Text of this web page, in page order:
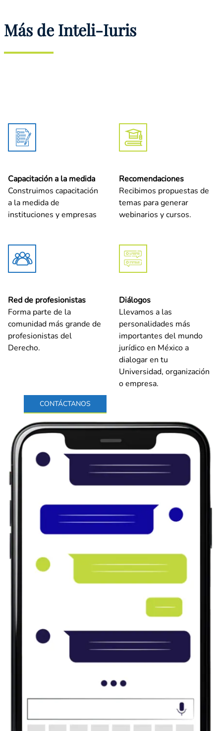
Más de Inteli-Iuris
Capacitación a la medida
Construimos capacitación
a la medida de
instituciones y empresas
Recomendaciones
Recibimos propuestas de
temas para generar
webinarios y cursos.
Red de profesionistas
Forma parte de la
comunidad más grande de
profesionistas del
Derecho.
Diálogos
Llevamos a las
personalidades más
importantes del mundo
jurídico en México a
dialogar en tu
Universidad, organización
o empresa.
CONTÁCTANOS